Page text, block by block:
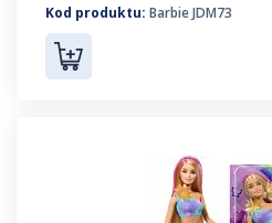
Kod produktu: Barbie JDM73